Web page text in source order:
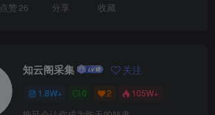
点赞 26 分享 收藏
知云阁采集 关注
1.8W+ 0 2 105W+